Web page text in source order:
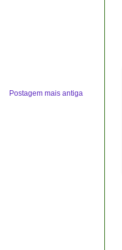
Postagem mais antiga